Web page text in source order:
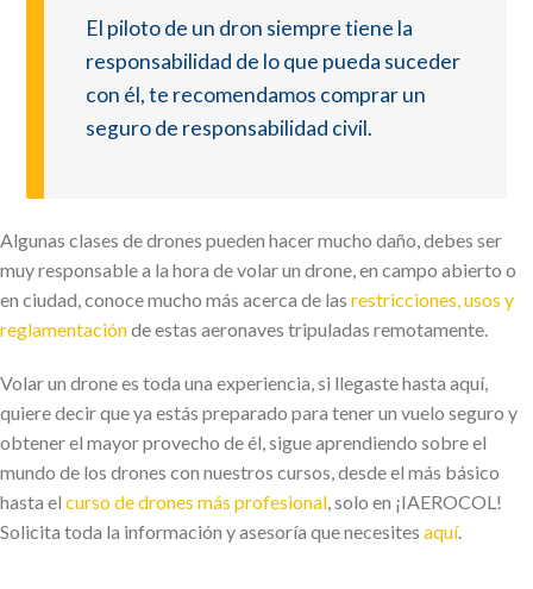
El piloto de un dron siempre tiene la
responsabilidad de lo que pueda suceder
con él, te recomendamos comprar un
seguro de responsabilidad civil.
Algunas clases de drones pueden hacer mucho daño, debes ser
muy responsable a la hora de volar un drone, en campo abierto o
en ciudad, conoce mucho más acerca de las restricciones, usos y
reglamentaciónde estas aeronaves tripuladas remotamente.
Volar un drone es toda una experiencia, si llegaste hasta aquí,
quiere decir que ya estás preparado para tener un vuelo seguro y
obtener el mayor provecho de él, sigue aprendiendo sobre el
mundo de los drones con nuestros cursos, desde el más básico
hasta el curso de drones más profesional, solo en ¡IAEROCOL!
Solicita toda la información y asesoría que necesites aquí.